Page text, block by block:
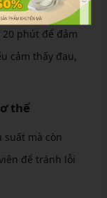
mệt mỏi trước
phút để đảm
cảm thấy đau,
thể
mà còn
để tránh lỗi